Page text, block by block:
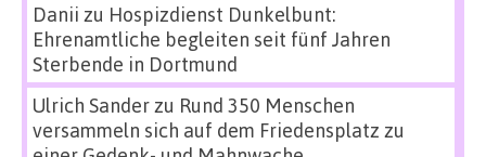
Danii zu Hospizdienst Dunkelbunt:
Ehrenamtliche begleiten seit fünf Jahren
Sterbende in Dortmund
Ulrich Sanderzu Rund 350 Menschen
versammeln sich auf dem Friedensplatz zu